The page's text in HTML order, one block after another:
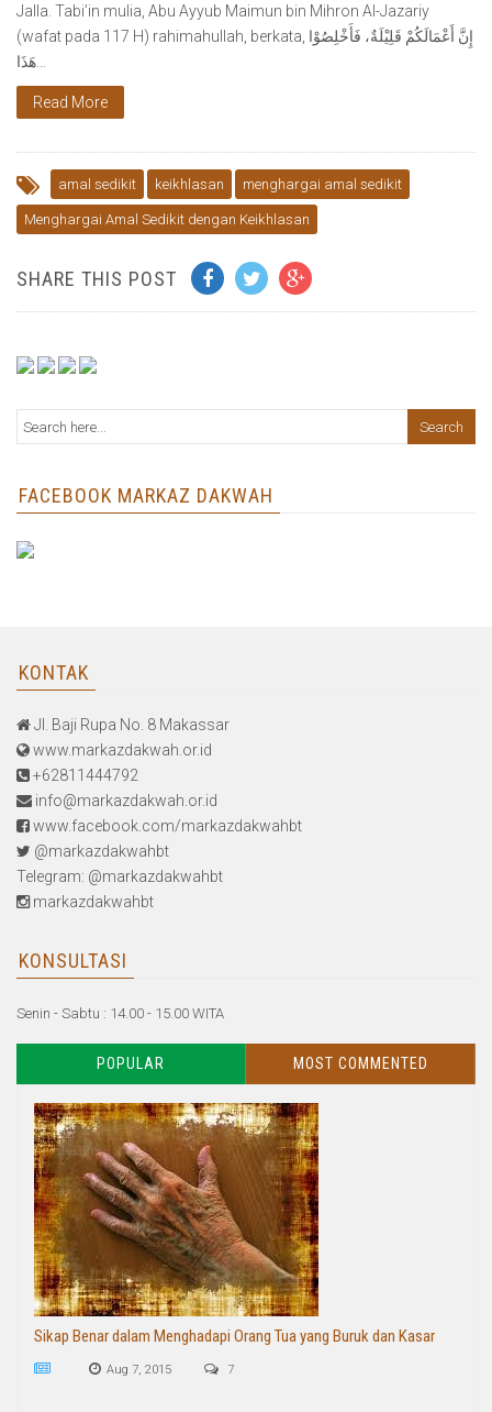
Jalla. Tabi’in mulia, Abu Ayyub Maimun bin Mihron Al-Jazariy
(wafat pada 117 H) rahimahullah, berkata, إِنَّ أَعْمَالَكُمْ قَلِيْلَةٌ، فَأَخْلِصُوْا
Read More
amal sedikit keikhlasan menghargai amal sedikit
Menghargai Amal Sedikit dengan Keikhlasan
SHARE THIS POST
FACEBOOK MARKAZ DAKWAH
KONTAK
Jl. Baji Rupa No. 8 Makassar
www.markazdakwah.or.id
+62811444792
info@markazdakwah.or.id
www.facebook.com/markazdakwahbt
@markazdakwahbt
Telegram: @markazdakwahbt
markazdakwahbt
KONSULTASI
Senin - Sabtu : 14.00 - 15.00 WITA
POPULAR MOST COMMENTED
Sikap Benar dalam Menghadapi Orang Tua yang Buruk dan Kasar
Aug 7, 2015 7